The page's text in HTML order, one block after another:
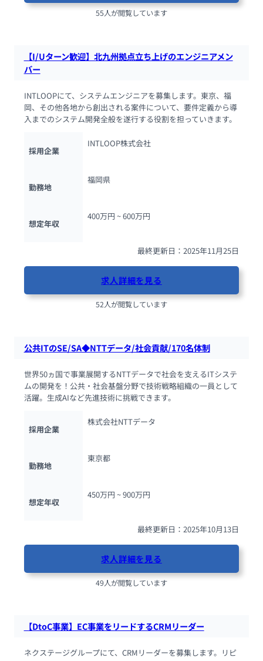
55人が閲覧しています
【I/Uターン歓迎】北九州拠点立ち上げのエンジニアメン
バー
INTLOOPにて、システムエンジニアを募集します。東京、福
岡、その他各地から創出される案件について、要件定義から導
入までのシステム開発全般を遂行する役割を担っていきます。
採用企業
INTLOOP株式会社
勤務地
福岡県
想定年収
400万円 ~ 600万円
最終更新日：2025年11月25日
求人詳細を見る
52人が閲覧しています
公共ITのSE/SA◆NTTデータ/社会貢献/170名体制
世界50ヵ国で事業展開するNTTデータで社会を支えるITシステ
ムの開発を！公共・社会基盤分野で技術戦略組織の一員として
活躍。生成AIなど先進技術に挑戦できます。
採用企業
株式会社NTTデータ
勤務地
東京都
想定年収
450万円 ~ 900万円
最終更新日：2025年10月13日
求人詳細を見る
49人が閲覧しています
【DtoC事業】EC事業をリードするCRMリーダー
ネクステージグループにて、CRMリーダーを募集します。リピ